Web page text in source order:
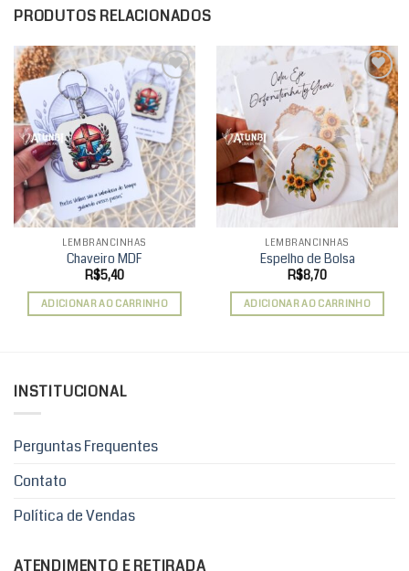
PRODUTOS RELACIONADOS
Add to
wishlist
LEMBRANCINHAS
Chaveiro MDF
R$5,40
ADICIONAR AO CARRINHO
Add to
wishlist
LEMBRANCINHAS
Espelho de Bolsa
R$8,70
ADICIONAR AO CARRINHO
INSTITUCIONAL
Perguntas Frequentes
Contato
Política de Vendas
ATENDIMENTO E RETIRADA